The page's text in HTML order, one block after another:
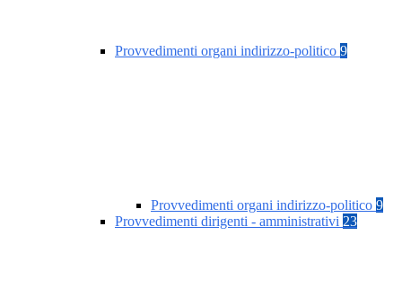
Provvedimenti organi indirizzo-politico 9
Provvedimenti organi indirizzo-politico 9
Provvedimenti dirigenti - amministrativi 23